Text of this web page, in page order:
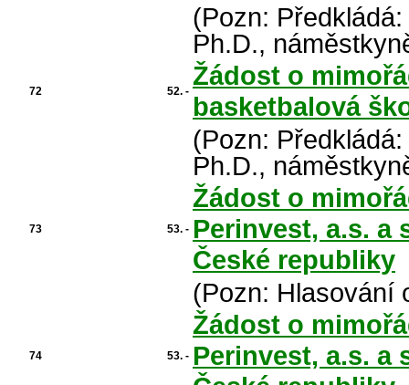
(Pozn:
Ph.D.,
72 52. -
Žádost o
basketbalová
(Pozn:
Ph.D.,
73 53. -
Žádost o
Perinvest, a.s. a
České republiky
(Pozn: Hlasování
74 53. -
Žádost o
Perinvest, a.s. a